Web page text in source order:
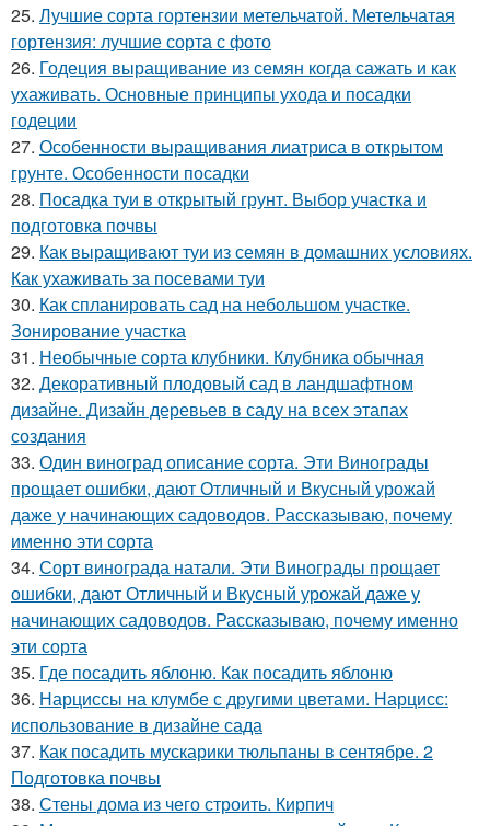
25. Лучшие сорта гортензии метельчатой. Метельчатая
гортензия: лучшие сорта с фото
26. Годеция выращивание из семян когда сажать и как
ухаживать. Основные принципы ухода и посадки
годеции
27. Особенности выращивания лиатриса в открытом
грунте. Особенности посадки
28. Посадка туи в открытый грунт. Выбор участка и
подготовка почвы
29. Как выращивают туи из семян в домашних условиях.
Как ухаживать за посевами туи
30. Как спланировать сад на небольшом участке.
Зонирование участка
31. Необычные сорта клубники. Клубника обычная
32. Декоративный плодовый сад в ландшафтном
дизайне. Дизайн деревьев в саду на всех этапах
создания
33. Один виноград описание сорта. Эти Винограды
прощает ошибки, дают Отличный и Вкусный урожай
даже у начинающих садоводов. Рассказываю, почему
именно эти сорта
34. Сорт винограда натали. Эти Винограды прощает
ошибки, дают Отличный и Вкусный урожай даже у
начинающих садоводов. Рассказываю, почему именно
эти сорта
35. Где посадить яблоню. Как посадить яблоню
36. Нарциссы на клумбе с другими цветами. Нарцисс:
использование в дизайне сада
37. Как посадить мускарики тюльпаны в сентябре. 2
Подготовка почвы
38. Стены дома из чего строить. Кирпич